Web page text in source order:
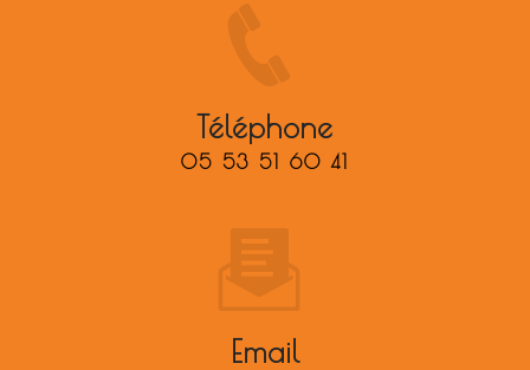
Téléphone
05 53 51 60 41
Email